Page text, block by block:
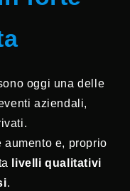
oggi una delle
aziendali,
aumento e, proprio
livelli qualitativi
.